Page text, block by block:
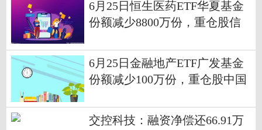
6月25日恒生医药ETF华夏基金
份额减少8800万份，重仓股信
6月25日金融地产ETF广发基金
份额减少100万份，重仓股中国
交控科技：融资净偿还66.91万